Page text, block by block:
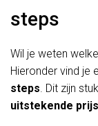
steps
Wil je weten
Hieronder vind je
steps. Dit zijn
uitstekende